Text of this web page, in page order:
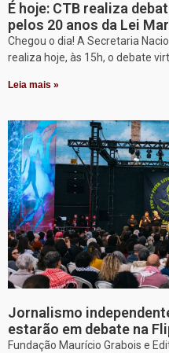
É hoje: CTB realiza
pelos 20 anos da Lei
Chegou o dia! A Secretaria
realiza hoje, às 15h, o debate
Leia mais »
Jornalismo
estarão em debate na
Fundação Maurício Grabois e